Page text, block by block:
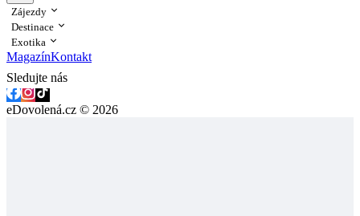
Zájezdy
Destinace
Exotika
MagazínKontakt
Sledujte nás
eDovolená.cz © 2026